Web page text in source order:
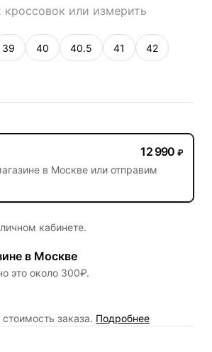
или измерить
39 40 40.5 41 42
12 990 ₽
в Москве или отправим
кабинете.
в Москве
это около 300₽.
заказа. Подробнее